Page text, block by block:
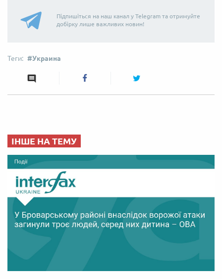
Підпишіться на наш канал у Telegram та отримуйте
добірку лише важливих новин!
Украина
ІНШЕ НА ТЕМУ